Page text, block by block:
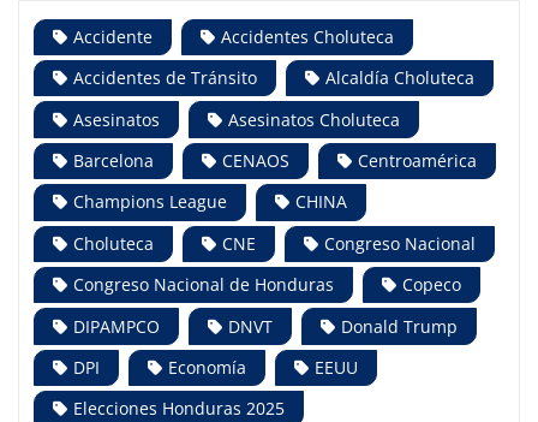
Accidente
Accidentes Choluteca
Accidentes de Tránsito
Alcaldía Choluteca
Asesinatos
Asesinatos Choluteca
Barcelona
CENAOS
Centroamérica
Champions League
CHINA
Choluteca
CNE
Congreso Nacional
Congreso Nacional de Honduras
Copeco
DIPAMPCO
DNVT
Donald Trump
DPI
Economía
EEUU
Elecciones Honduras 2025